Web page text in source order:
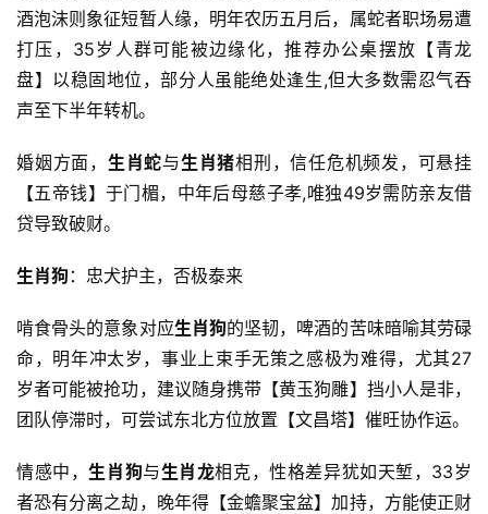
酒泡沫则象征短暂人缘，明年农历五月后，属蛇者职场易遭
打压，35岁人群可能被边缘化，推荐办公桌摆放【青龙
盘】以稳固地位，部分人虽能绝处逢生,但大多数需忍气吞
声至下半年转机。
婚姻方面， 生肖蛇与生肖猪相刑，信任危机频发，可悬挂
【五帝钱】于门楣，中年后母慈子孝,唯独49岁需防亲友借
贷导致破财。
生肖狗 ：忠犬护主，否极泰来
啃食骨头的意象对应生肖狗的坚韧，啤酒的苦味暗喻其劳碌
命，明年冲太岁，事业上束手无策之感极为难得，尤其27
岁者可能被抢功，建议随身携带【黄玉狗雕】挡小人是非，
团队停滞时，可尝试东北方位放置【文昌塔】催旺协作运。
情感中，生肖狗与生肖龙相克，性格差异犹如天堑，33岁
者恐有分离之劫，晚年得【金蟾聚宝盆】加持，方能使正财